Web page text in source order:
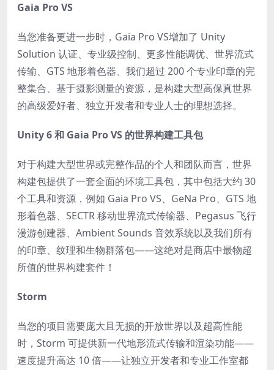
Gaia Pro VS
当您准备更进一步时， Gaia Pro VS增加了 Unity
Solution 认证、专业级控制、更多性能调优、世界流式
传输、GTS 地形着色器、我们超过 200 个专业印章的完
整集合、基于摄影测量的资源，是构建大型高保真世界
的高级爱好者、独立开发者和专业人士的理想选择。
Unity 6 和 Gaia Pro VS 的世界构建工具包
对于构建大型世界或完整作品的个人和团队而言， 世界
构建包提供了一套全面的环境工具包，其中包括大约 30
个工具和资源，例如 Gaia Pro VS、GeNa Pro、GTS 地
形着色器、SECTR 移动世界流式传输器、Pegasus 飞行
漫游创建器、Ambient Sounds 音效系统以及我们所有
的印章、纹理和生物群落包——这绝对是商店中最物超
所值的世界构建套件！
Storm
当您的项目需要庞大且无损的开放世界以及超高性能
时，Storm 可提供新一代地形流式传输和渲染功能——
速度提升高达 10 倍——让独立开发者和专业工作室都